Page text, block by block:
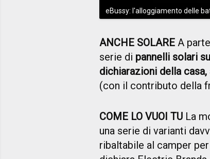
eBussy: l'alloggiamento delle
ANCHE SOLARE A
serie di pannelli solari
dichiarazioni della
(con il contributo della
COME LO VUOI TU La
una serie di varianti
ribaltabile al camper